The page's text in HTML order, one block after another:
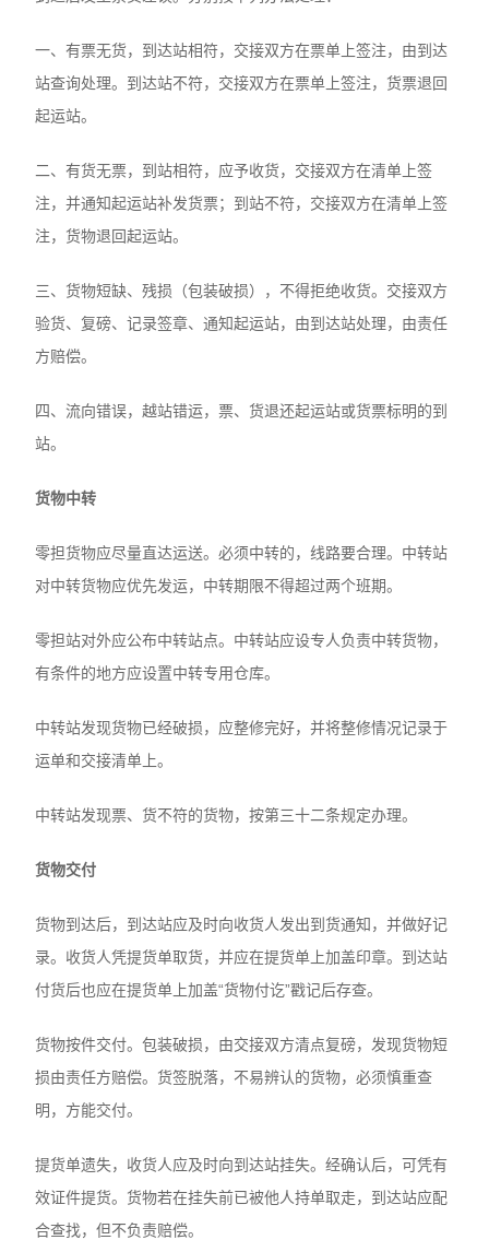
一、有票无货，到达站相符，交接双方在票单上签注，由到达
站查询处理。到达站不符，交接双方在票单上签注，货票退回
起运站。
二、有货无票，到站相符，应予收货，交接双方在清单上签
注，并通知起运站补发货票；到站不符，交接双方在清单上签
注，货物退回起运站。
三、货物短缺、残损（包装破损），不得拒绝收货。交接双方
验货、复磅、记录签章、通知起运站，由到达站处理，由责任
方赔偿。
四、流向错误，越站错运，票、货退还起运站或货票标明的到
站。
货物中转
零担货物应尽量直达运送。必须中转的，线路要合理。中转站
对中转货物应优先发运，中转期限不得超过两个班期。
零担站对外应公布中转站点。中转站应设专人负责中转货物，
有条件的地方应设置中转专用仓库。
中转站发现货物已经破损，应整修完好，并将整修情况记录于
运单和交接清单上。
中转站发现票、货不符的货物，按第三十二条规定办理。
货物交付
货物到达后，到达站应及时向收货人发出到货通知，并做好记
录。收货人凭提货单取货，并应在提货单上加盖印章。到达站
付货后也应在提货单上加盖“货物付讫”戳记后存查。
货物按件交付。包装破损，由交接双方清点复磅，发现货物短
损由责任方赔偿。货签脱落，不易辨认的货物，必须慎重查
明，方能交付。
提货单遗失，收货人应及时向到达站挂失。经确认后，可凭有
效证件提货。货物若在挂失前已被他人持单取走，到达站应配
合查找，但不负责赔偿。